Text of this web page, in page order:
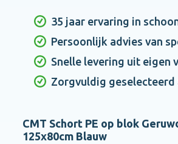
35 jaar ervaring in
Persoonlijk advies van
Snelle levering uit eigen
Zorgvuldig
CMT Schort PE op blok
125x80cm Blauw